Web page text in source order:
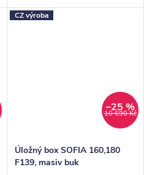
parketového designu zvaného
cink.
CZ výroba
10 690 Kč
–25 %
Úložný box SOFIA 160,180
F139, masiv buk